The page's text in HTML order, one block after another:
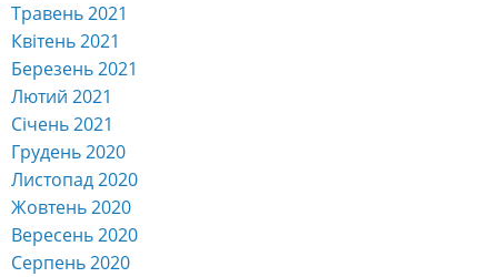
Травень 2021
Квітень 2021
Березень 2021
Лютий 2021
Січень 2021
Грудень 2020
Листопад 2020
Жовтень 2020
Вересень 2020
Серпень 2020